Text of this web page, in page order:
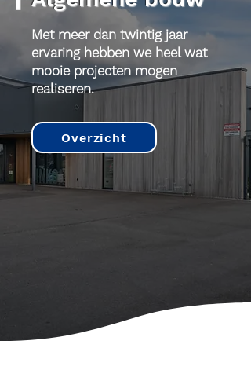
Met meer dan twintig jaar
ervaring hebben we heel wat
mooie projecten mogen
realiseren.
Overzicht